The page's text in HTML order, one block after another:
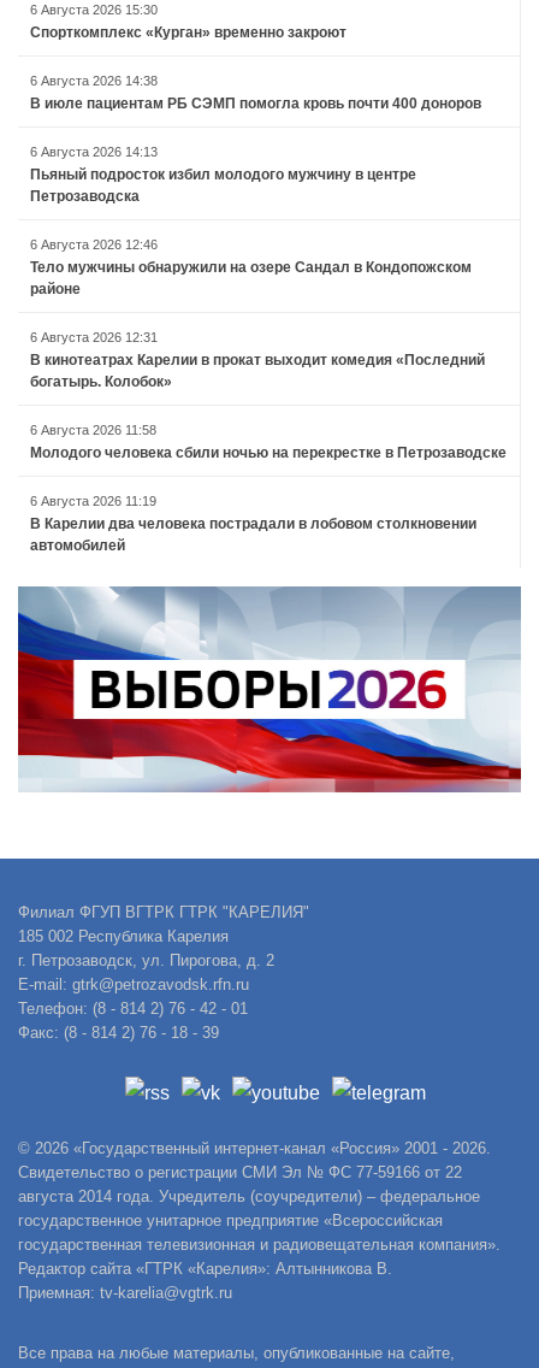
6 Августа 2026 15:30
Спорткомплекс «Курган» временно закроют
6 Августа 2026 14:38
В июле пациентам РБ СЭМП помогла кровь почти 400 доноров
6 Августа 2026 14:13
Пьяный подросток избил молодого мужчину в центре
Петрозаводска
6 Августа 2026 12:46
Тело мужчины обнаружили на озере Сандал в Кондопожском
районе
6 Августа 2026 12:31
В кинотеатрах Карелии в прокат выходит комедия «Последний
богатырь. Колобок»
6 Августа 2026 11:58
Молодого человека сбили ночью на перекрестке в Петрозаводске
6 Августа 2026 11:19
В Карелии два человека пострадали в лобовом столкновении
автомобилей
Филиал ФГУП ВГТРК ГТРК "КАРЕЛИЯ"
185 002 Республика Карелия
г. Петрозаводск, ул. Пирогова, д. 2
E-mail: gtrk@petrozavodsk.rfn.ru
Телефон: (8 - 814 2) 76 - 42 - 01
Факс: (8 - 814 2) 76 - 18 - 39
© 2026 «Государственный интернет-канал «Россия» 2001 - 2026.
Свидетельство о регистрации СМИ Эл № ФС 77-59166 от 22
августа 2014 года. Учредитель (соучредители) – федеральное
государственное унитарное предприятие «Всероссийская
государственная телевизионная и радиовещательная компания».
Редактор сайта «ГТРК «Карелия»: Алтынникова В.
Приемная: tv-karelia@vgtrk.ru
Все права на любые материалы, опубликованные на сайте,